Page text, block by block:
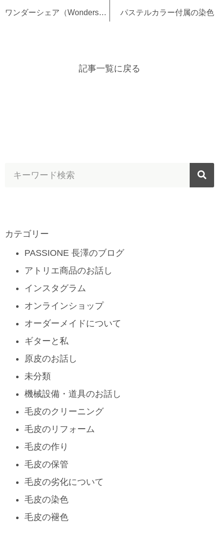
ワンダーシェア（Wondershare）スーパーメディア変換 パステルカラー付属の染色
記事一覧に戻る
カテゴリー
PASSIONE 長澤のブログ
アトリエ商品のお話し
インスタグラム
オンラインショップ
オーダーメイドについて
ギターと私
原皮のお話し
未分類
機械設備・道具のお話し
毛皮のクリーニング
毛皮のリフォーム
毛皮の作り
毛皮の保管
毛皮の劣化について
毛皮の染色
毛皮の褪色